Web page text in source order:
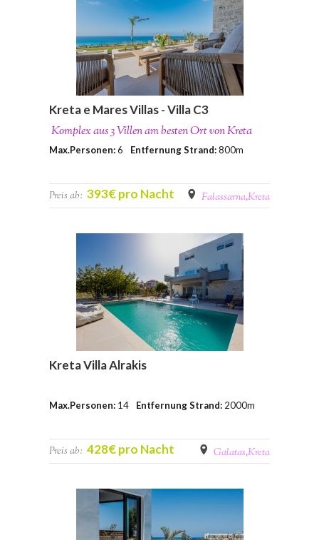
Kreta e Mares Villas - Villa C3
Komplex aus 3 Villen am besten Ort von Kreta
Max.Personen:6 Entfernung Strand:800m
Preis ab: 393€ pro Nacht Falassarna,Kreta
Kreta Villa Alrakis
Max.Personen: 14 Entfernung Strand: 2000m
Preis ab: 428€ pro Nacht Galatas,Kreta